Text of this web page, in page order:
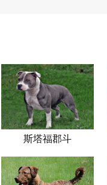
斯塔福郡斗